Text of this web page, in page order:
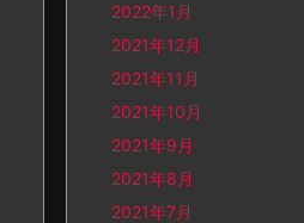
2022年1月
2021年12月
2021年11月
2021年10月
2021年9月
2021年8月
2021年7月